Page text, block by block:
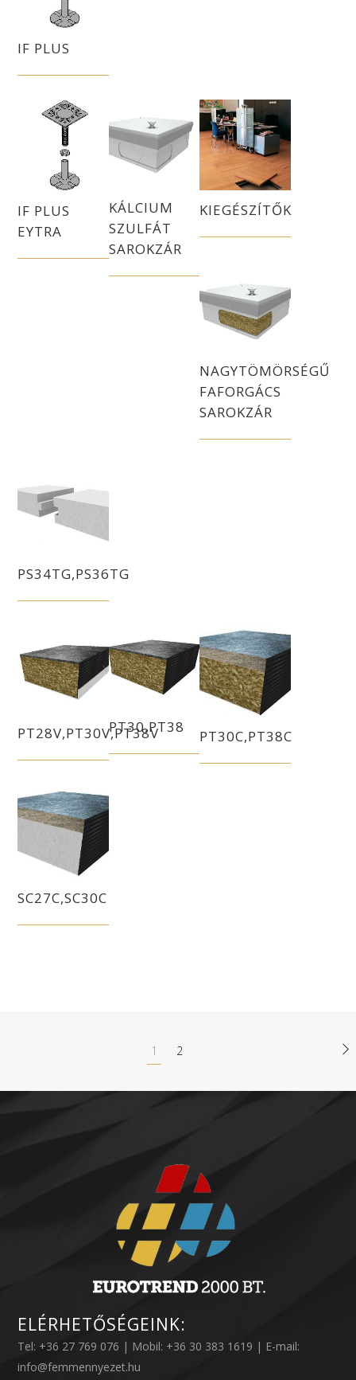
IF PLUS
IF PLUS
EYTRA
KÁLCIUM
SZULFÁT
SAROKZÁR
KIEGÉSZÍTŐK
NAGYTÖMÖRSÉGŰ
FAFORGÁCS
SAROKZÁR
PS34TG,PS36TG
PT28V,PT30V,PT38V
PT30,PT38 PT30C,PT38C
SC27C,SC30C
1 2
ELÉRHETŐSÉGEINK:
Tel: +36 27 769 076 | Mobil: +36 30 383 1619 | E-mail:
info@femmennyezet.hu